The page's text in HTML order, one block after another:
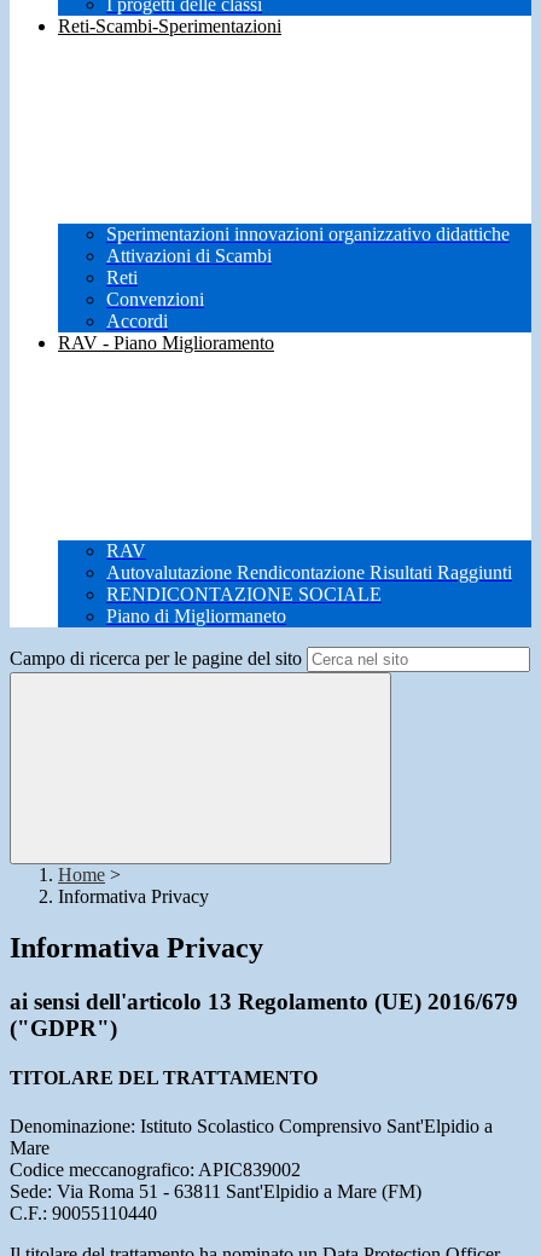
I progetti delle classi
Reti-Scambi-Sperimentazioni
Sperimentazioni innovazioni organizzativo didattiche
Attivazioni di Scambi
Reti
Convenzioni
Accordi
RAV - Piano Miglioramento
RAV
Autovalutazione Rendicontazione Risultati Raggiunti
RENDICONTAZIONE SOCIALE
Piano di Migliormaneto
Campo di ricerca per le pagine del sito
Home >
Informativa Privacy
Informativa Privacy
ai sensi dell'articolo 13 Regolamento (UE) 2016/679
("GDPR")
TITOLARE DEL TRATTAMENTO
Denominazione: Istituto Scolastico Comprensivo Sant'Elpidio a
Mare
Codice meccanografico: APIC839002
Sede: Via Roma 51 - 63811 Sant'Elpidio a Mare (FM)
C.F.: 90055110440